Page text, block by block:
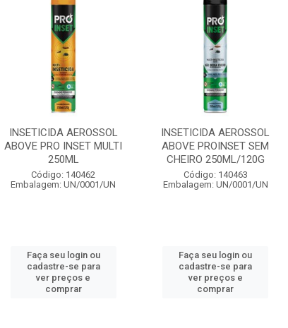
INSETICIDA AEROSSOL
ABOVE PRO INSET MULTI
250ML
Código: 140462
Embalagem: UN/0001/UN
Faça seu login ou
cadastre-se para
ver preços e
comprar
INSETICIDA AEROSSOL
ABOVE PROINSET SEM
CHEIRO 250ML/120G
Código: 140463
Embalagem: UN/0001/UN
Faça seu login ou
cadastre-se para
ver preços e
comprar